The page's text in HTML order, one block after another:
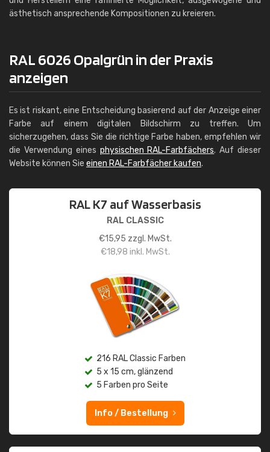
ästhetisch ansprechende Kompositionen zu kreieren.
RAL 6026 Opalgrün in der Praxis
anzeigen
Es ist riskant, eine Entscheidung basierend auf der Anzeige einer
Farbe auf einem digitalen Bildschirm zu treffen. Um
sicherzugehen, dass Sie die richtige Farbe haben, empfehlen wir
die Verwendung eines physischen RAL-Farbfächers. Auf dieser
Website können Sie einen RAL-Farbfächer kaufen.
RAL K7 auf Wasserbasis
RAL CLASSIC
€15,95 zzgl. MwSt.
€18,98 inkl. MwSt.
216 RAL Classic Farben
5 x 15 cm, glänzend
5 Farben pro Seite
Info / Bestellung